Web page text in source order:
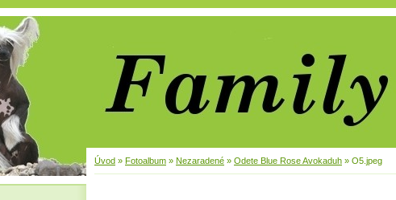
Úvod » Fotoalbum » Nezaradené » Odete Blue Rose Avokaduh » O5.jpeg